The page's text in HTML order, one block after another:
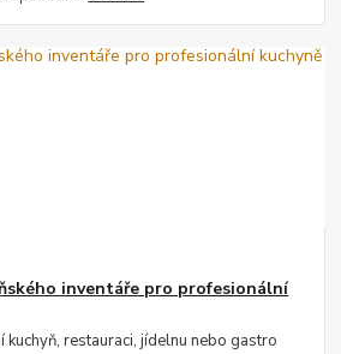
inventáře pro profesionální
kuchyň, restauraci, jídelnu nebo gastro